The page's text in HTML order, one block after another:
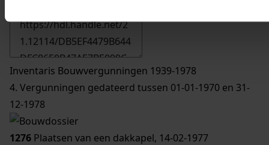
Inventaris Bouwvergunningen 1939-1978
4. Vergunningen gedateerd tussen 01-01-1970 en 31-
12-1978
1276 Plaatsen van een dakkapel, 14-02-1977